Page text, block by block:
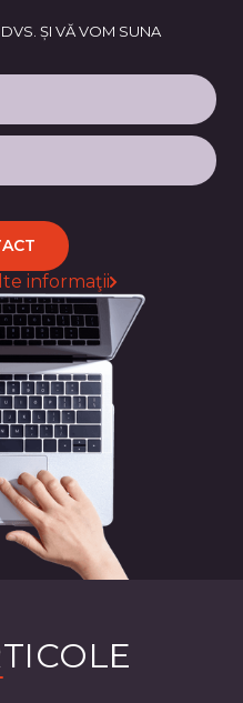
ȘI VĂ VOM SUNA
informaţii